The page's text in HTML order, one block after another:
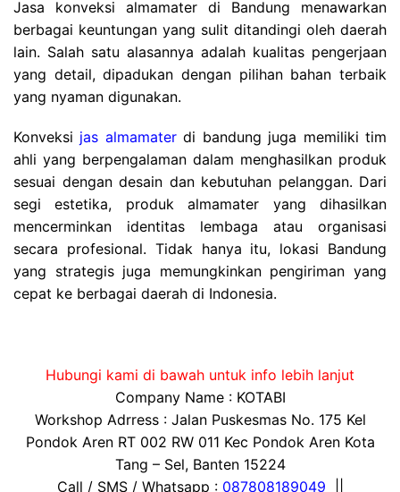
Jasa konveksi almamater di Bandung menawarkan
berbagai keuntungan yang sulit ditandingi oleh daerah
lain. Salah satu alasannya adalah kualitas pengerjaan
yang detail, dipadukan dengan pilihan bahan terbaik
yang nyaman digunakan.
Konveksi jas almamaterdi bandung juga memiliki tim
ahli yang berpengalaman dalam menghasilkan produk
sesuai dengan desain dan kebutuhan pelanggan. Dari
segi estetika, produk almamater yang dihasilkan
mencerminkan identitas lembaga atau organisasi
secara profesional. Tidak hanya itu, lokasi Bandung
yang strategis juga memungkinkan pengiriman yang
cepat ke berbagai daerah di Indonesia.
Hubungi kami di bawah untuk info lebih lanjut
Company Name : KOTABI
Workshop Adrress : Jalan Puskesmas No. 175 Kel
Pondok Aren RT 002 RW 011 Kec Pondok Aren Kota
Tang – Sel, Banten 15224
Call / SMS / Whatsapp : 087808189049